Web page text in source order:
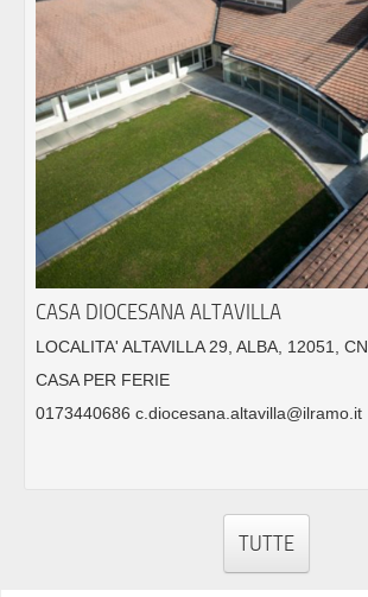
CASA DIOCESANA ALTAVILLA
LOCALITA' ALTAVILLA 29, ALBA, 12051, CN
CASA PER FERIE
0173440686 c.diocesana.altavilla@ilramo.it
TUTTE